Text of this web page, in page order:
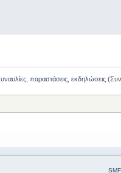
παραστάσεις, εκδηλώσεις